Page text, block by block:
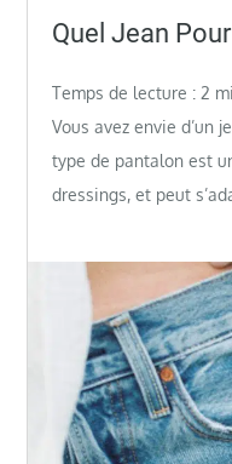
on
Quel Jean
Temps de lecture :2
Vous avez envie d’un
type de pantalon est
dressings, et peut